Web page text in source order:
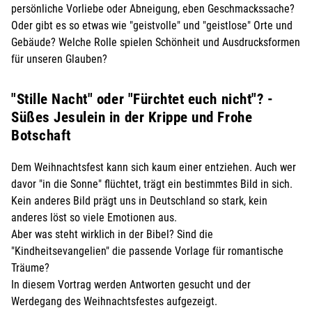
persönliche Vorliebe oder Abneigung, eben Geschmackssache?
Oder gibt es so etwas wie "geistvolle" und "geistlose" Orte und
Gebäude? Welche Rolle spielen Schönheit und Ausdrucksformen
für unseren Glauben?
"Stille Nacht" oder "Fürchtet euch nicht"? -
Süßes Jesulein in der Krippe und Frohe
Botschaft
Dem Weihnachtsfest kann sich kaum einer entziehen. Auch wer
davor "in die Sonne" flüchtet, trägt ein bestimmtes Bild in sich.
Kein anderes Bild prägt uns in Deutschland so stark, kein
anderes löst so viele Emotionen aus.
Aber was steht wirklich in der Bibel? Sind die
"Kindheitsevangelien" die passende Vorlage für romantische
Träume?
In diesem Vortrag werden Antworten gesucht und der
Werdegang des Weihnachtsfestes aufgezeigt.